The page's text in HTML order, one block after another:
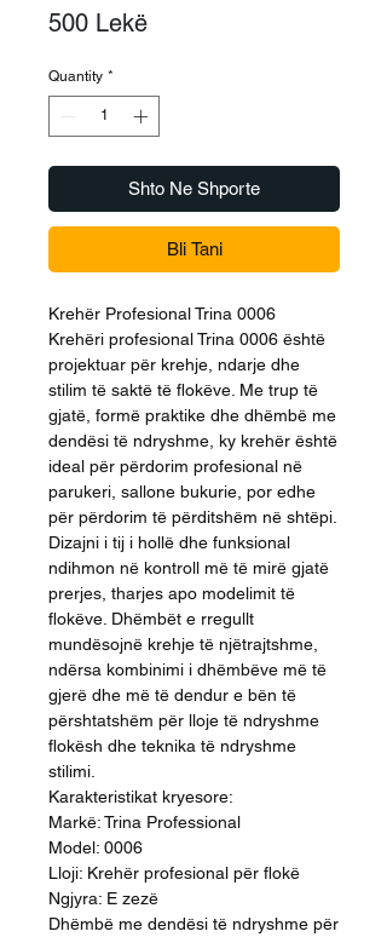
500 LekëPrice
Quantity *
Shto Ne Shporte
Bli Tani
Krehër Profesional Trina 0006
Krehëri profesional Trina 0006 është
projektuar për krehje, ndarje dhe
stilim të saktë të flokëve. Me trup të
gjatë, formë praktike dhe dhëmbë me
dendësi të ndryshme, ky krehër është
ideal për përdorim profesional në
parukeri, sallone bukurie, por edhe
për përdorim të përditshëm në shtëpi.
Dizajni i tij i hollë dhe funksional
ndihmon në kontroll më të mirë gjatë
prerjes, tharjes apo modelimit të
flokëve. Dhëmbët e rregullt
mundësojnë krehje të njëtrajtshme,
ndërsa kombinimi i dhëmbëve më të
gjerë dhe më të dendur e bën të
përshtatshëm për lloje të ndryshme
flokësh dhe teknika të ndryshme
stilimi.
Karakteristikat kryesore:
Markë: Trina Professional
Model: 0006
Lloji: Krehër profesional për flokë
Ngjyra: E zezë
Dhëmbë me dendësi të ndryshme për